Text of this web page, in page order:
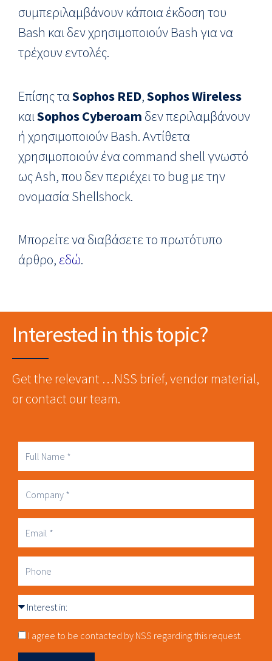
συμπεριλαμβάνουν κάποια έκδοση του
Bash και δεν χρησιμοποιούν Bash για να
τρέχουν εντολές.
Επίσης ταSophos RED,Sophos Wireless
καιSophos Cyberoam δεν περιλαμβάνουν
ή χρησιμοποιούν Bash. Αντίθετα
χρησιμοποιούν ένα command shell γνωστό
ως Ash, που δεν περιέχει το bug με την
ονομασία Shellshock.
Μπορείτε να διαβάσετε το πρωτότυπο
άρθρο, εδώ.
Interested in this topic?
Get the relevant …NSS brief, vendor material,
or contact our team.
Full
Name
Company
Business
Email
Phone
Interest
in
Consnet
I agree to be contacted by NSS regarding this request.